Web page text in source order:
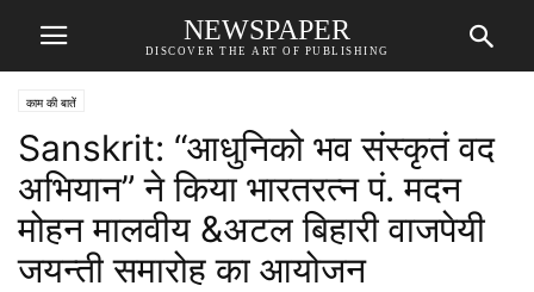
NEWSPAPER
DISCOVER THE ART OF PUBLISHING
काम की बातें
Sanskrit: “आधुनिको भव संस्कृतं वद
अभियान” ने किया भारतरत्न पं. मदन
मोहन मालवीय &अटल बिहारी वाजपेयी
जयन्ती समारोह का आयोजन